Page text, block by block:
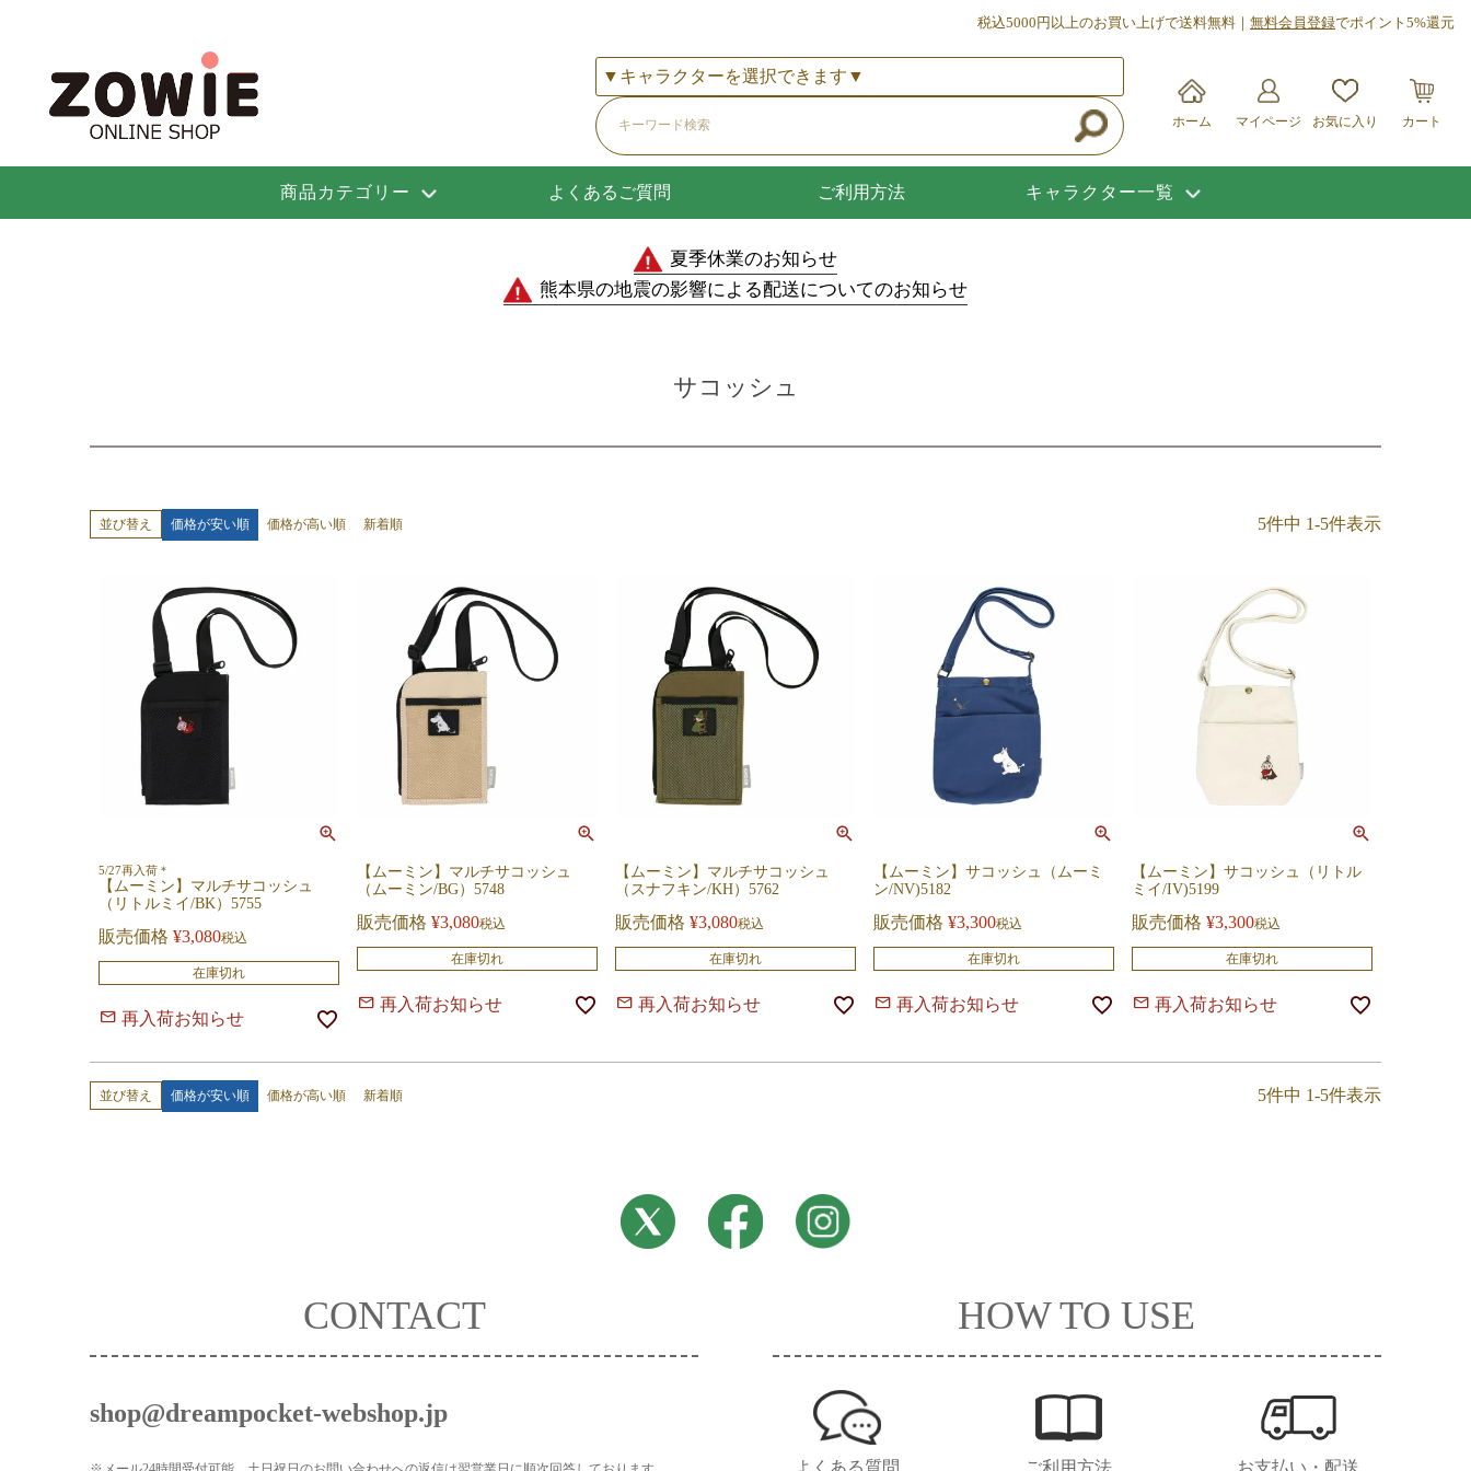
税込5000円以上のお買い上げで送料無料｜ 無料会員登録でポイント5%還元
ホーム マイページ お気に入り カート
商品カテゴリー よくあるご質問 ご利用方法 キャラクター一覧
夏季休業のお知らせ
熊本県の地震の影響による配送についてのお知らせ
サコッシュ
並び替え 価格が安い順 価格が高い順 新着順 5件中 1-5件表示
5/27再入荷＊
【ムーミン】マルチサコッシュ
（リトルミイ/BK）5755
販売価格 ¥3,080税込
在庫切れ
再入荷お知らせ
【ムーミン】マルチサコッシュ
（ムーミン/BG）5748
販売価格 ¥3,080税込
在庫切れ
再入荷お知らせ
【ムーミン】マルチサコッシュ
（スナフキン/KH）5762
販売価格 ¥3,080税込
在庫切れ
再入荷お知らせ
【ムーミン】サコッシュ（ムーミ
ン/NV)5182
販売価格 ¥3,300税込
在庫切れ
再入荷お知らせ
【ムーミン】サコッシュ（リトル
ミイ/IV)5199
販売価格 ¥3,300税込
在庫切れ
再入荷お知らせ
並び替え 価格が安い順 価格が高い順 新着順 5件中 1-5件表示
CONTACT
shop@dreampocket-webshop.jp
HOW TO USE
よくある質問 ご利用方法 お支払い・配送